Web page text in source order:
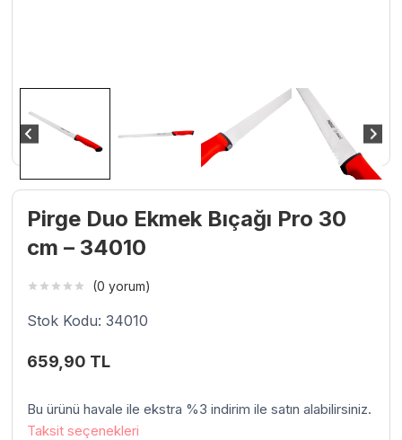
Pirge Duo Ekmek Bıçağı Pro 30
cm – 34010
(0 yorum)
Stok Kodu: 34010
659,90 TL
Bu ürünü havale ile ekstra %3 indirim ile satın alabilirsiniz.
Taksit seçenekleri